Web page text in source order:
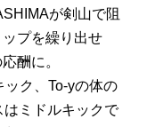
が剣山で阻
プを繰り出せ
酬に。
ク、To-yの体の
はミドルキックで